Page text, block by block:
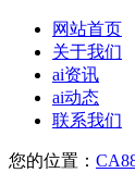
网站首页
关于我们
ai资讯
ai动态
联系我们
您的位置：